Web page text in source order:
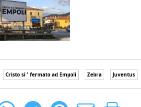
Cristo si ' fermato ad Empoli Zebra Juventus